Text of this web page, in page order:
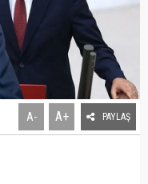
A- A+ PAYLAŞ